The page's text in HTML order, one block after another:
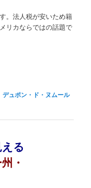
。法人税が安いため籍
リカならではの話題で
デュポン・ド・ヌムール
る
・